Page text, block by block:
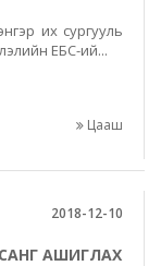
их сургууль
ЕБС-ий...
Цааш
2018-12-10
АШИГЛАХ